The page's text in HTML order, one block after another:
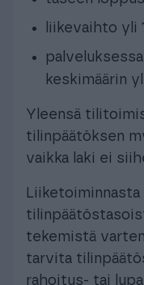
liikevaihto yli
keskimäärin
Yleensä
tilinpäätöksen
vaikka laki ei
tekemistä
tarvita
rahoitus- tai